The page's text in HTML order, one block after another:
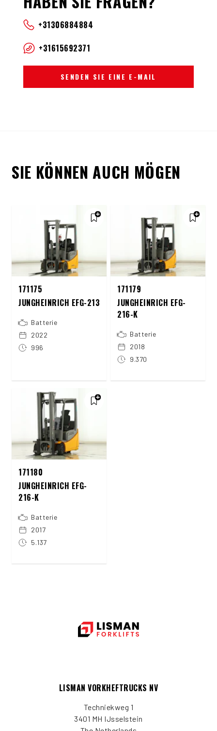
+31306884884
+31615692371
SENDEN SIE EINE E-MAIL
SIE KÖNNEN AUCH MÖGEN
171175
JUNGHEINRICH EFG-213
Batterie
2022
996
171179
JUNGHEINRICH EFG-
216-K
Batterie
2018
9.370
171180
JUNGHEINRICH EFG-
216-K
Batterie
2017
5.137
LISMAN VORKHEFTRUCKS NV
Techniekweg 1
3401 MH IJsselstein